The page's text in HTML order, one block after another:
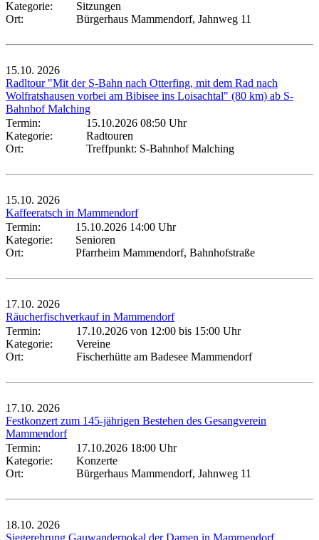
Kategorie:
Sitzungen
Ort:
Bürgerhaus Mammendorf, Jahnweg 11
15.10. 2026
Radltour "Mit der S-Bahn nach Otterfing, mit dem Rad nach
Wolfratshausen vorbei am Bibisee ins Loisachtal" (80 km) ab S-
Bahnhof Malching
Termin:
15.10.2026 08:50 Uhr
Kategorie:
Radtouren
Ort:
Treffpunkt: S-Bahnhof Malching
15.10. 2026
Kaffeeratsch in Mammendorf
Termin:
15.10.2026 14:00 Uhr
Kategorie:
Senioren
Ort:
Pfarrheim Mammendorf, Bahnhofstraße
17.10. 2026
Räucherfischverkauf in Mammendorf
Termin:
17.10.2026 von 12:00 bis 15:00 Uhr
Kategorie:
Vereine
Ort:
Fischerhütte am Badesee Mammendorf
17.10. 2026
Festkonzert zum 145-jährigen Bestehen des Gesangverein
Mammendorf
Termin:
17.10.2026 18:00 Uhr
Kategorie:
Konzerte
Ort:
Bürgerhaus Mammendorf, Jahnweg 11
18.10. 2026
Siegerehrung Gauwanderpokal der Damen in Mammendorf